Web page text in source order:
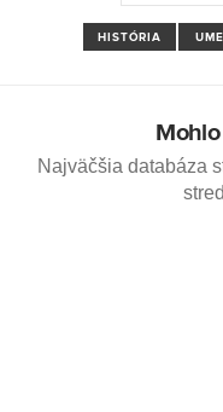
HISTÓRIA
Najväčšia databáza